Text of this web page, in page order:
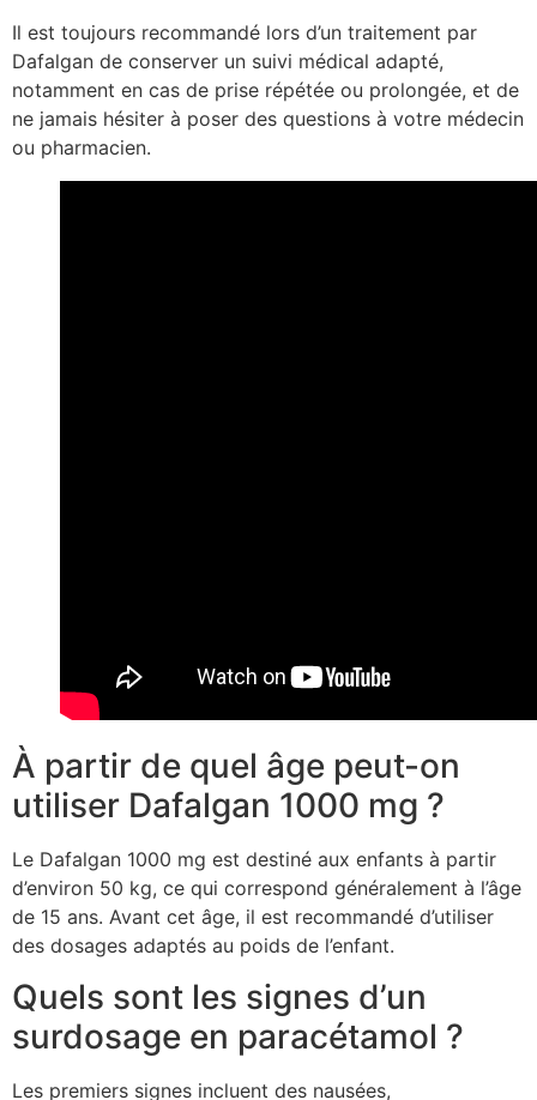
Il est toujours recommandé lors d’un traitement par
Dafalgan de conserver un suivi médical adapté,
notamment en cas de prise répétée ou prolongée, et de
ne jamais hésiter à poser des questions à votre médecin
ou pharmacien.
À partir de quel âge peut-on
utiliser Dafalgan 1000 mg ?
Le Dafalgan 1000 mg est destiné aux enfants à partir
d’environ 50 kg, ce qui correspond généralement à l’âge
de 15 ans. Avant cet âge, il est recommandé d’utiliser
des dosages adaptés au poids de l’enfant.
Quels sont les signes d’un
surdosage en paracétamol ?
Les premiers signes incluent des nausées,